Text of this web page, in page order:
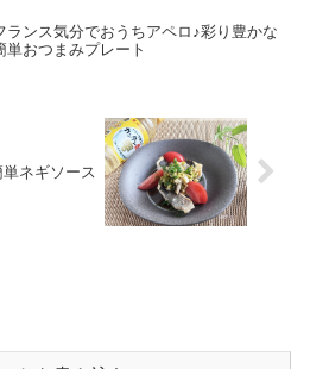
ランス気分でおうちアペロ♪彩り豊かな
単おつまみプレート
ネギソース